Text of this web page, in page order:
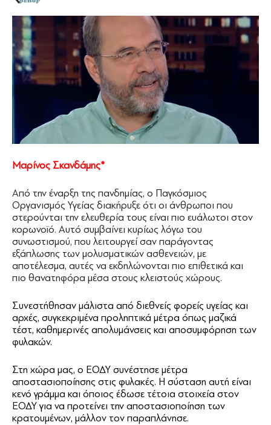
Μαρίνος Σκανδάμης*
Από την έναρξη της πανδημίας, ο Παγκόσμιος
Οργανισμός Υγείας διακήρυξε ότι οι άνθρωποι που
στερούνται την ελευθερία τους είναι πιο ευάλωτοι στον
κορωνοϊό. Αυτό συμβαίνει κυρίως λόγω του
συνωστισμού, που λειτουργεί σαν παράγοντας
εξάπλωσης των μολυσματικών ασθενειών, με
αποτέλεσμα, αυτές να εκδηλώνονται πιο επιθετικά και
πιο θανατηφόρα μέσα στους κλειστούς χώρους.
Συνεστήθησαν μάλιστα από διεθνείς φορείς υγείας και
αρχές, συγκεκριμένα προληπτικά μέτρα όπως μαζικά
τέστ, καθημερινές απολυμάνσεις και αποσυμφόρηση των
φυλακών.
Στη χώρα μας, ο ΕΟΔΥ συνέστησε μέτρα
αποστασιοποίησης στις φυλακές. Η σύσταση αυτή είναι
κενό γράμμα και όποιος έδωσε τέτοια στοιχεία στον
ΕΟΔΥ για να προτείνει την αποστασιοποίηση των
κρατουμένων, μάλλον τον παραπλάνησε.